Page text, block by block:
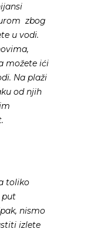
zbog
u vodi.
možete ići
Na plaži
od njih
toliko
put
nismo
izlete